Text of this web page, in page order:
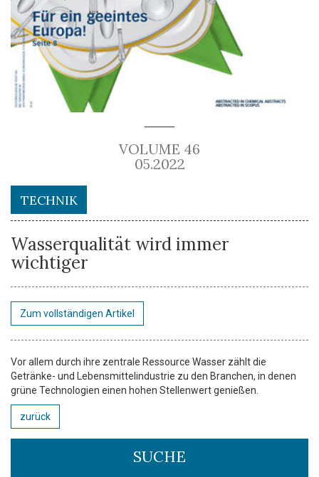
VOLUME 46
05.2022
TECHNIK
Wasserqualität wird immer
wichtiger
Zum vollständigen Artikel
Vor allem durch ihre zentrale Ressource Wasser zählt die
Getränke- und Lebensmittelindustrie zu den Branchen, in denen
grüne Technologien einen hohen Stellenwert genießen.
zurück
SUCHE